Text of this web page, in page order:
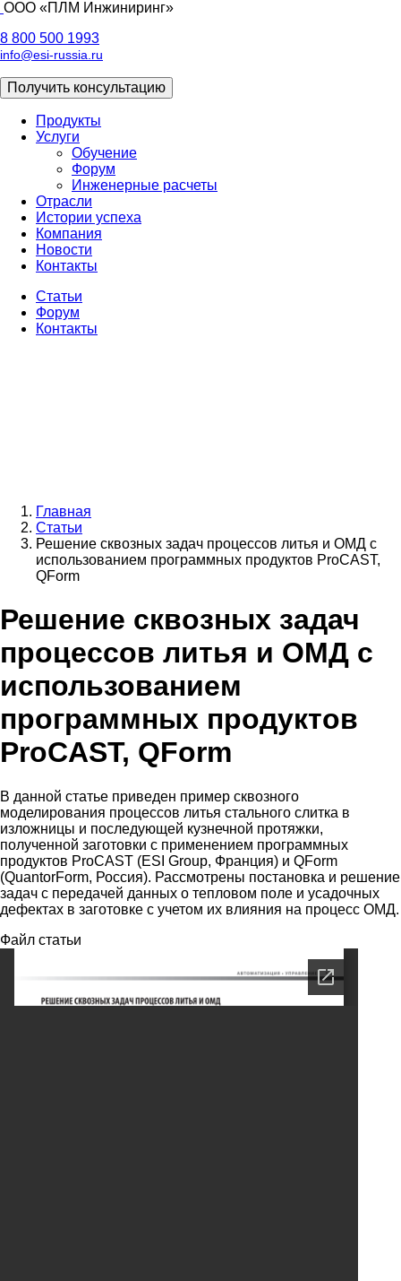
ООО «ПЛМ Инжиниринг»
8 800 500 1993
info@esi-russia.ru
Получить консультацию
Основная
навигация
Продукты
Услуги
Обучение
Форум
Инженерные расчеты
Отрасли
Истории успеха
Компания
Новости
Контакты
Доп
меню
Статьи
Форум
Контакты
Строка
навигации
Главная
Статьи
Решение сквозных задач процессов литья и ОМД с
использованием программных продуктов ProCAST,
QForm
Решение сквозных задач
процессов литья и ОМД с
использованием
программных продуктов
ProCAST, QForm
В данной статье приведен пример сквозного
моделирования процессов литья стального слитка в
изложницы и последующей кузнечной протяжки,
полученной заготовки с применением программных
продуктов ProCAST (ESI Group, Франция) и QForm
(QuantorForm, Россия). Рассмотрены постановка и решение
задач с передачей данных о тепловом поле и усадочных
дефектах в заготовке с учетом их влияния на процесс ОМД.
Файл статьи